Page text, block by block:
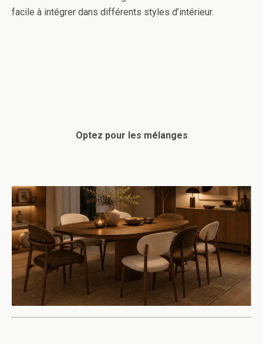
facile à intégrer dans différents styles d’intérieur.
Optez pour les mélanges